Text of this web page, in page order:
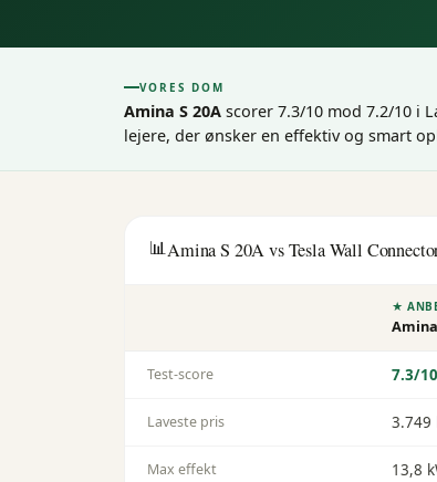
VORES DOM
Amina S 20A scorer 7.3/10 mod 7.2/10 i
lejere, der ønsker en effektiv og smart
📊Amina S 20AvsTesla Wall
★
Test-score 7.3/10
Laveste pris 3.749
Max effekt 13,8